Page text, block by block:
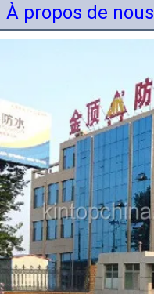
À propos de nous